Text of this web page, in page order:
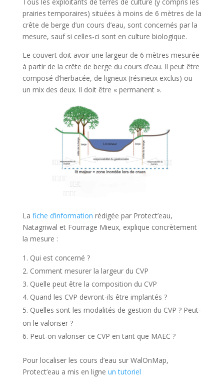
prairies temporaires) situées à moins de 6 mètres de la
crête de berge d’un cours d’eau, sont concernés par la
mesure, sauf si celles-ci sont en culture biologique.
Le couvert doit avoir une largeur de 6 mètres mesurée
à partir de la crête de berge du cours d’eau. Il peut être
composé d’herbacée, de ligneux (résineux exclus) ou
un mix des deux. Il doit être « permanent ».
La fiche d’information rédigée par Protect’eau,
Natagriwal et Fourrage Mieux, explique concrètement
la mesure :
Qui est concerné ?
Comment mesurer la largeur du CVP
Quelle peut être la composition du CVP
Quand les CVP devront-ils être implantés ?
Quelles sont les modalités de gestion du CVP ? Peut-
on le valoriser ?
Peut-on valoriser ce CVP en tant que MAEC ?
Pour localiser les cours d’eau sur WalOnMap,
Protect’eau a mis en ligne un tutoriel